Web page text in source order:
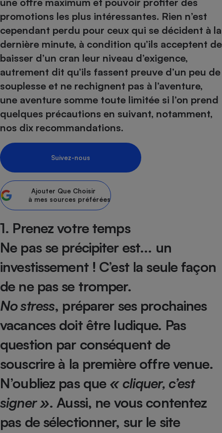
promotions les plus intéressantes. Rien n’est
cependant perdu pour ceux qui se décident à la
dernière minute, à condition qu’ils acceptent de
baisser d’un cran leur niveau d’exigence,
autrement dit qu’ils fassent preuve d’un peu de
souplesse et ne rechignent pas à l’aventure,
une aventure somme toute limitée si l’on prend
quelques précautions en suivant, notamment,
nos dix recommandations.
Suivez-nous
Ajouter Que Choisir
à mes sources préférées
1. Prenez votre temps
Ne pas se précipiter est... un
investissement ! C’est la seule façon
de ne pas se tromper.
No stress, préparer ses prochaines
vacances doit être ludique. Pas
question par conséquent de
souscrire à la première offre venue.
N’oubliez pas que « cliquer, c’est
signer ». Aussi, ne vous contentez
pas de sélectionner, sur le site
Sécurité - Hygiène
Complément
alimentaire
bouteille
Assurance
Banque - Crédit
Epargne - Fiscalité
Assurance emprunteur
Circulation routière
Contrôle technique -
Pièce détachée
Moto
Supermarché - Drive
Comparatif
Comparatif plaque à
Comparatif hotte
Comparatif climatiseur
Comparatif aspirateur
Comparatif cafetière
Comparatif robot cuiseur
Lave-linge
Électricité - Gaz
Comparatif casque audio
Comparatif barre de son
Comparatif imprimante
Comparatif ordinateur
Comparatif ultrabook
Image et son
Téléviseur
Crédit immobilier
Comparatif tondeuse
Comparatif poêle à
Comparatif radiateur
Bricolage - Jardinage
Chauffage
Produit d'entretien
Matelas
Radiateur électrique
Hygiène - Beauté
Maladie - Médecine -
Système de santé -
Mutuelle
Antimoustique
Maison de retraite
Choisir son fioul
Choisir son pellet
Comparateur assurance emprunteur
Energie Moins Chère Ensemble
Tous les comparateurs
Toutes les cartes interactives
Speedtest - Testez le débit de votre
connexion Internet